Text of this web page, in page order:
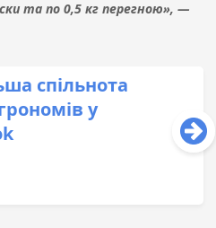
та по 0,5 кг перегною», —
спільнота
у